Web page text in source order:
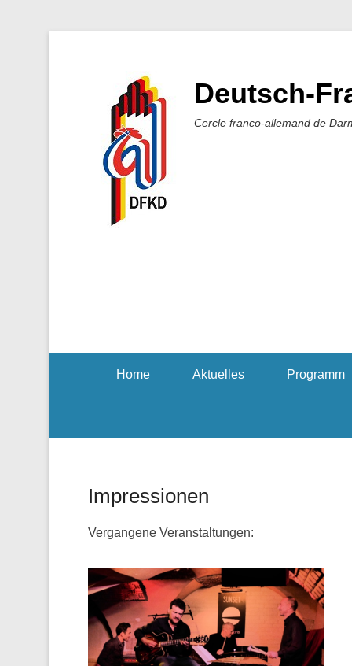
Deutsch-
Cercle franco-allemand de
Home Aktuelles Programm
Impressionen
Vergangene Veranstaltungen: